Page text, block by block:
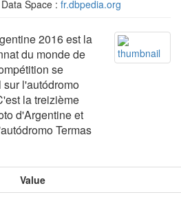
Space : fr.dbpedia.org
2016 est la
du monde de
se
l'autódromo
la treizième
d'Argentine et
Termas
Value